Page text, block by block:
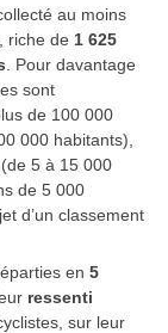
au moins
riche de 1 625
. Pour davantage
sont
de 100 000
000 habitants),
5 à 15 000
de 5 000
d’un classement
en 5
ressenti
sur leur